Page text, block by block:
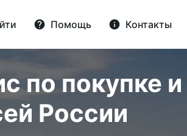
Помощь Контакты
по покупке
России